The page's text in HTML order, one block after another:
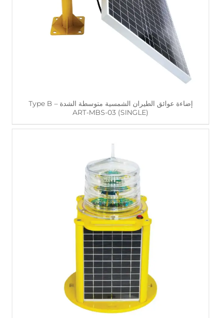
اقرأ أكثر
إضاءة عوائق الطيران الشمسية متوسطة الشدة Type B –
ART-MBS-03 (SINGLE)
اقرأ أكثر